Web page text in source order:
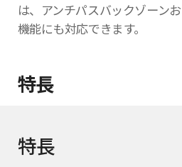
は、アンチパスバックゾーン
機能にも対応できます。
特長
特長